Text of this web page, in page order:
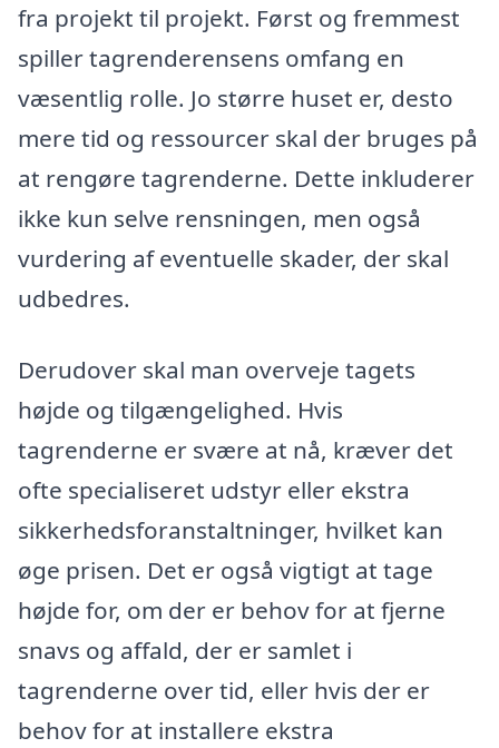
fra projekt til projekt. Først og fremmest
spiller tagrenderensens omfang en
væsentlig rolle. Jo større huset er, desto
mere tid og ressourcer skal der bruges på
at rengøre tagrenderne. Dette inkluderer
ikke kun selve rensningen, men også
vurdering af eventuelle skader, der skal
udbedres.
Derudover skal man overveje tagets
højde og tilgængelighed. Hvis
tagrenderne er svære at nå, kræver det
ofte specialiseret udstyr eller ekstra
sikkerhedsforanstaltninger, hvilket kan
øge prisen. Det er også vigtigt at tage
højde for, om der er behov for at fjerne
snavs og affald, der er samlet i
tagrenderne over tid, eller hvis der er
behov for at installere ekstra